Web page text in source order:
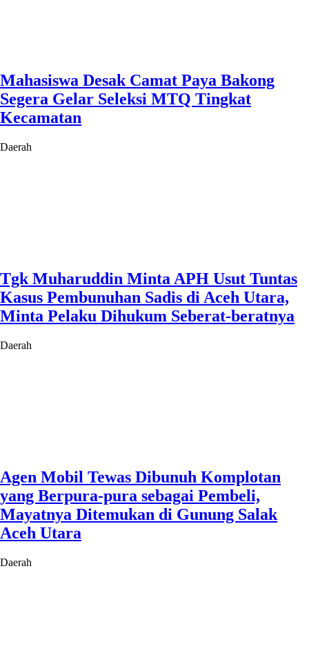
Mahasiswa Desak Camat Paya Bakong
Segera Gelar Seleksi MTQ Tingkat
Kecamatan
Daerah
Tgk Muharuddin Minta APH Usut Tuntas
Kasus Pembunuhan Sadis di Aceh Utara,
Minta Pelaku Dihukum Seberat-beratnya
Daerah
Agen Mobil Tewas Dibunuh Komplotan
yang Berpura-pura sebagai Pembeli,
Mayatnya Ditemukan di Gunung Salak
Aceh Utara
Daerah